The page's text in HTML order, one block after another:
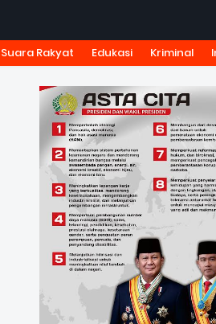
TARIF IKLAN PEDOMAN MEDIA
Suara Rakyat Edukasi Kriminal